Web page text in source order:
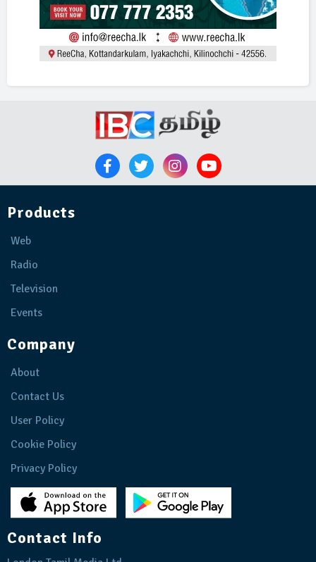
Products
Web
Radio
Television
Events
Company
About
Contact Us
User Policy
Cookie Policy
Privacy Policy
Contact Info